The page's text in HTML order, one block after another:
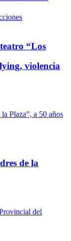
“Los
violencia
de la